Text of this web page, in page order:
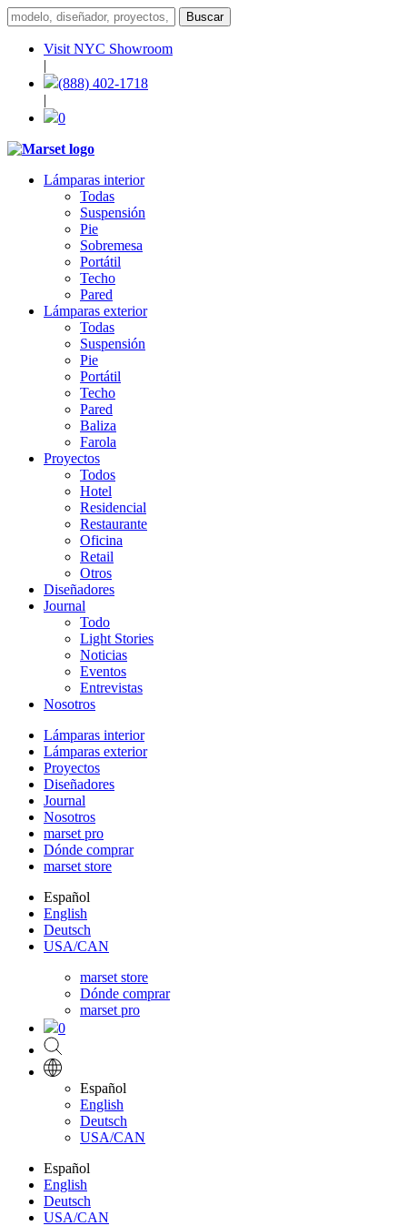
Visit NYC Showroom
|
(888) 402-1718
|
0
Lámparas interior
Todas
Suspensión
Pie
Sobremesa
Portátil
Techo
Pared
Lámparas exterior
Todas
Suspensión
Pie
Portátil
Techo
Pared
Baliza
Farola
Proyectos
Todos
Hotel
Residencial
Restaurante
Oficina
Retail
Otros
Diseñadores
Journal
Todo
Light Stories
Noticias
Eventos
Entrevistas
Nosotros
Lámparas interior
Lámparas exterior
Proyectos
Diseñadores
Journal
Nosotros
marset pro
Dónde comprar
marset store
Español
English
Deutsch
USA/CAN
marset store
Dónde comprar
marset pro
0
Español
English
Deutsch
USA/CAN
Español
English
Deutsch
USA/CAN